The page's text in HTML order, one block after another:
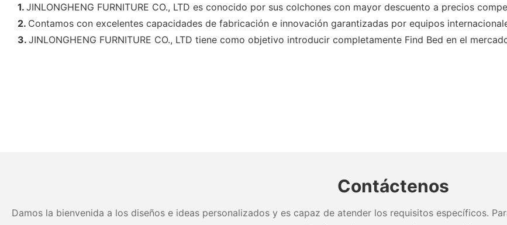
1. JINLONGHENG FURNITURE CO., LTD es conocido por sus colchones con mayor descuento a precios
2. Contamos con excelentes capacidades de fabricación e innovación garantizadas por equipos
3. JINLONGHENG FURNITURE CO., LTD tiene como objetivo introducir completamente Find Bed en el
Contáctenos
Damos la bienvenida a los diseños e ideas personalizados y es capaz de atender los requisitos específicos.